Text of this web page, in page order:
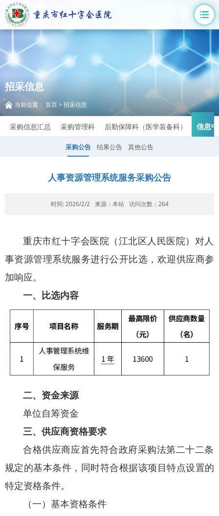
招采信息
当前位置： 首页>招采信息
采购信息汇总 采购管理科 后勤保障科（医学装备科） 信息
采购公告 结果公告 其他公告
人事资源管理系统服务采购公告
时间: 2026/2/2 来源：本站 访问次数： 264
重庆市红十字会医院（江北区人民医院）对人
事资源管理系统服务进行公开比选，欢迎供应商参
加响应。
一、比选内容
二、资金来源
单位自筹资金
三、供应商资格要求
合格供应商应首先符合政府采购法第二十二条
规定的基本条件，同时符合根据该项目特点设置的
特定资格条件。
（一）基本资格条件